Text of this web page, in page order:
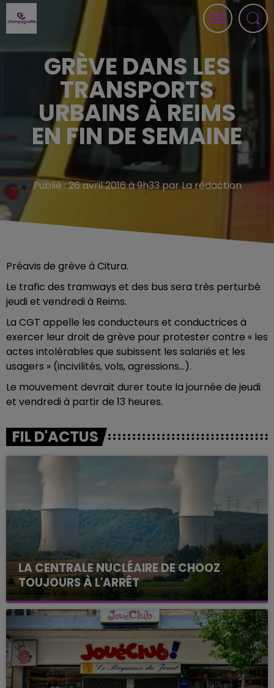
GRÈVE DANS LES
TRANSPORTS
URBAINS À REIMS
EN FIN DE SEMAINE
Publié : 26 avril 2016 à 9h33 par La rédaction
Préavis de grève à Citura.
Le trafic des tramways et des bus sera très perturbé
jeudi et vendredi à Reims.
La CGT appelle les conducteurs et conductrices à
exercer leur droit de grève pour protester contre « les
actes intolérables que subissent les salariés et les
usagers » (incivilités, vols, agressions...).
Le mouvement devrait durer toute la journée de jeudi
et vendredi à partir de 13 heures.
FIL D'ACTUS
LA CENTRALE NUCLÉAIRE DE CHOOZ
TOUJOURS À L'ARRÊT
Cela fait déjà une semaine que la centrale
nucléaire ardennaise est à l'arrêt. Une situation
justifiée par la sécheresse intense qui est toujours
présente.